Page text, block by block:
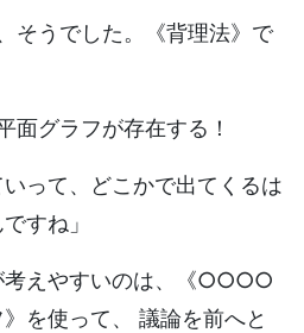
そうでした。《背理法》で
グラフが存在する！
って、どこかで出てくるは
すね」
考えやすいのは、《○○○○
を使って、 議論を前へと